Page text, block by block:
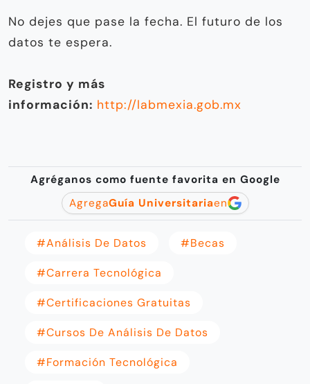
No dejes que pase la fecha. El futuro de los
datos te espera.
Registro y más
información: http://labmexia.gob.mx
Agréganos como fuente favorita en Google
AgregaGuía Universitariaen
#análisis De Datos #becas
#carrera Tecnológica
#certificaciones Gratuitas
#cursos De Análisis De Datos
#Formación Tecnológica